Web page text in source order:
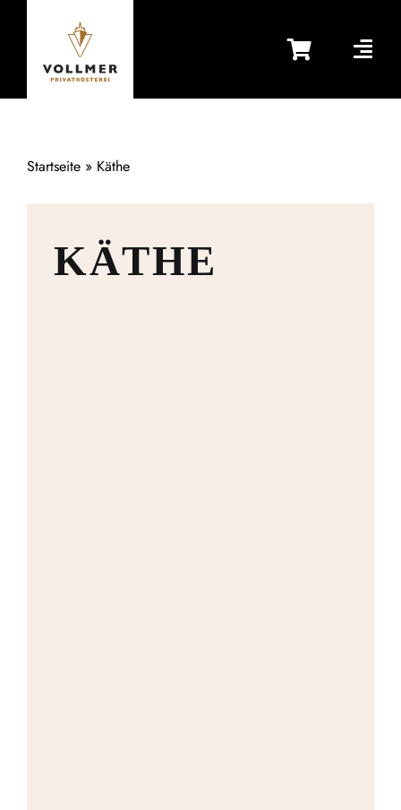
springen
Startseite» Käthe
KÄTHE